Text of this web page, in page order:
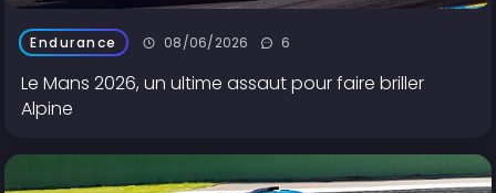
Endurance 08/06/2026 6
Le Mans 2026, un ultime assaut pour faire briller
Alpine